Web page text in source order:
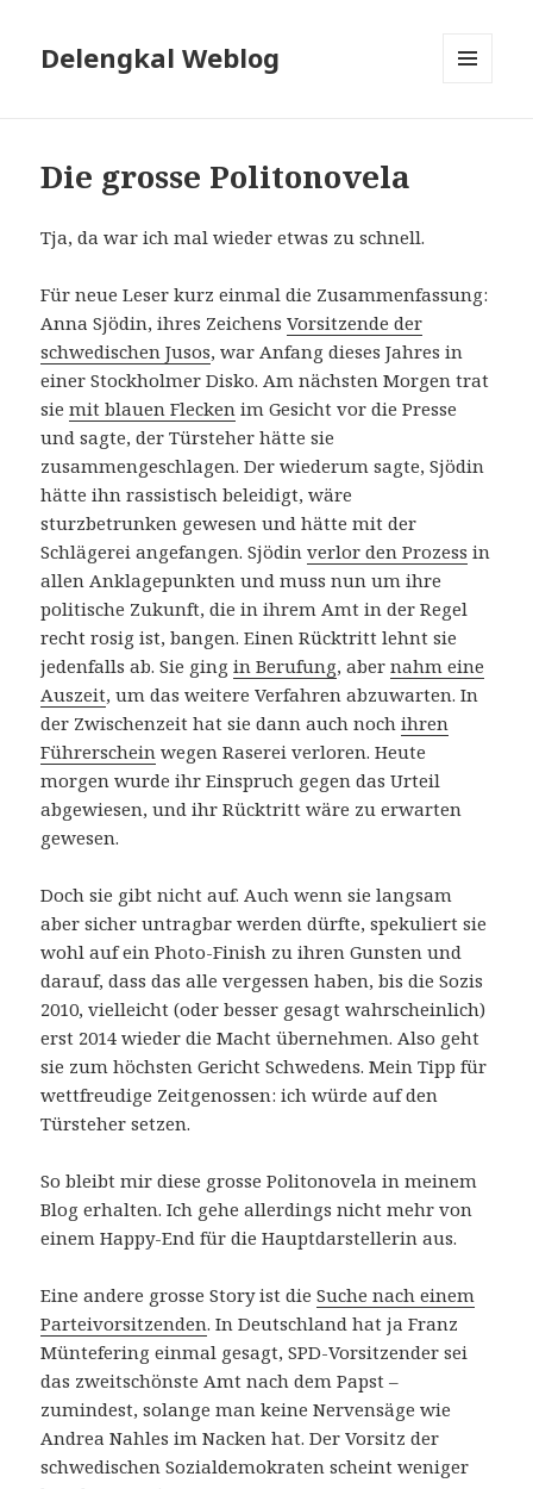
Delengkal Weblog
Die grosse Politonovela
Tja, da war ich mal wieder etwas zu schnell.
Für neue Leser kurz einmal die Zusammenfassung:
Anna Sjödin, ihres ZeichensVorsitzende der
schwedischen Jusos, war Anfang dieses Jahres in
einer Stockholmer Disko. Am nächsten Morgen trat
siemit blauen Flecken im Gesicht vor die Presse
und sagte, der Türsteher hätte sie
zusammengeschlagen. Der wiederum sagte, Sjödin
hätte ihn rassistisch beleidigt, wäre
sturzbetrunken gewesen und hätte mit der
Schlägerei angefangen. Sjödinverlor den Prozess in
allen Anklagepunkten und muss nun um ihre
politische Zukunft, die in ihrem Amt in der Regel
recht rosig ist, bangen. Einen Rücktritt lehnt sie
jedenfalls ab. Sie gingin Berufung, abernahm eine
Auszeit, um das weitere Verfahren abzuwarten. In
der Zwischenzeit hat sie dann auch nochihren
Führerschein wegen Raserei verloren. Heute
morgen wurde ihr Einspruch gegen das Urteil
abgewiesen, und ihr Rücktritt wäre zu erwarten
gewesen.
Doch sie gibt nicht auf. Auch wenn sie langsam
aber sicher untragbar werden dürfte, spekuliert sie
wohl auf ein Photo-Finish zu ihren Gunsten und
darauf, dass das alle vergessen haben, bis die Sozis
2010, vielleicht (oder besser gesagt wahrscheinlich)
erst 2014 wieder die Macht übernehmen. Also geht
sie zum höchsten Gericht Schwedens. Mein Tipp für
wettfreudige Zeitgenossen: ich würde auf den
Türsteher setzen.
So bleibt mir diese grosse Politonovela in meinem
Blog erhalten. Ich gehe allerdings nicht mehr von
einem Happy-End für die Hauptdarstellerin aus.
Eine andere grosse Story ist dieSuche nach einem
Parteivorsitzenden. In Deutschland hat ja Franz
Müntefering einmal gesagt, SPD-Vorsitzender sei
das zweitschönste Amt nach dem Papst –
zumindest, solange man keine Nervensäge wie
Andrea Nahles im Nacken hat. Der Vorsitz der
schwedischen Sozialdemokraten scheint weniger